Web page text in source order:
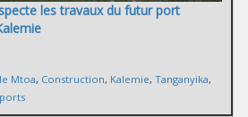
les travaux du futur port
Mtoa, Construction, Kalemie, Tanganyika,